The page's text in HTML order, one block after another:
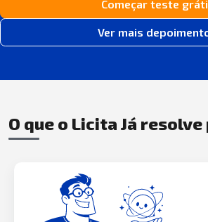
Começar teste
Ver mais
O que o Licita Já